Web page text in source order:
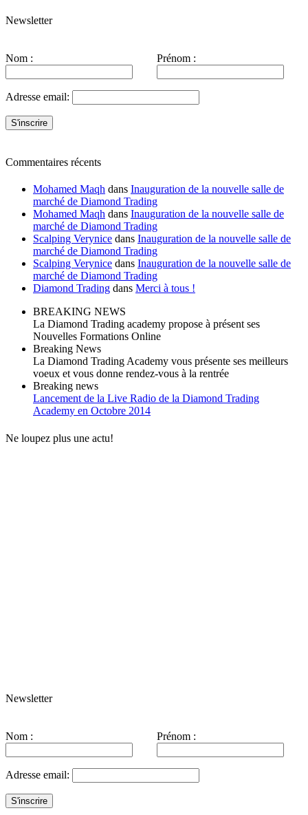
Newsletter
Nom : Prénom :
Adresse email:
Commentaires récents
Mohamed Maqh dans Inauguration de la nouvelle salle de
marché de Diamond Trading
Mohamed Maqh dans Inauguration de la nouvelle salle de
marché de Diamond Trading
Scalping Verynice dans Inauguration de la nouvelle salle de
marché de Diamond Trading
Scalping Verynice dans Inauguration de la nouvelle salle de
marché de Diamond Trading
Diamond Trading dans Merci à tous !
BREAKING NEWS
La Diamond Trading academy propose à présent ses
Nouvelles Formations Online
Breaking News
La Diamond Trading Academy vous présente ses meilleurs
voeux et vous donne rendez-vous à la rentrée
Breaking news
Lancement de la Live Radio de la Diamond Trading
Academy en Octobre 2014
Ne loupez plus une actu!
Newsletter
Nom : Prénom :
Adresse email: